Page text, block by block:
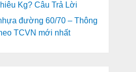
Kg? Câu Trả Lời
đường 60/70 – Thông
TCVN mới nhất